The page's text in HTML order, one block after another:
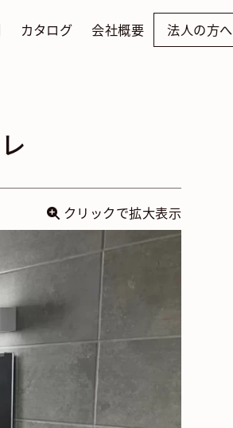
カタログ 会社概要 法人の方へ
クリックで拡大表示